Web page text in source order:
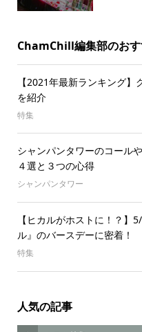
ChamChill編集部のお
【2021年最新ランキング
を紹介
特集
シャンパンタワーのコール
４選と３つの心得
シャンパンタワー
【ヒカルがホストに！？】
ル』のバースデーに密着！
特集
人気の記事